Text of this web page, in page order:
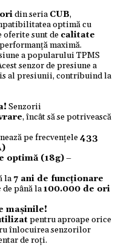
din seria CUB,
optimă cu
oferite sunt de calitate
maximă.
a popularului TPMS
senzor de presiune a
al presiunii, contribuind la
Senzorii
, încât să se potrivească
pe frecvențele433
optimă (18g)–
la 7 ani de funcționare
de până la100.000 de ori
mașinile!
pentru aproape orice
înlocuirea senzorilor
de roți.